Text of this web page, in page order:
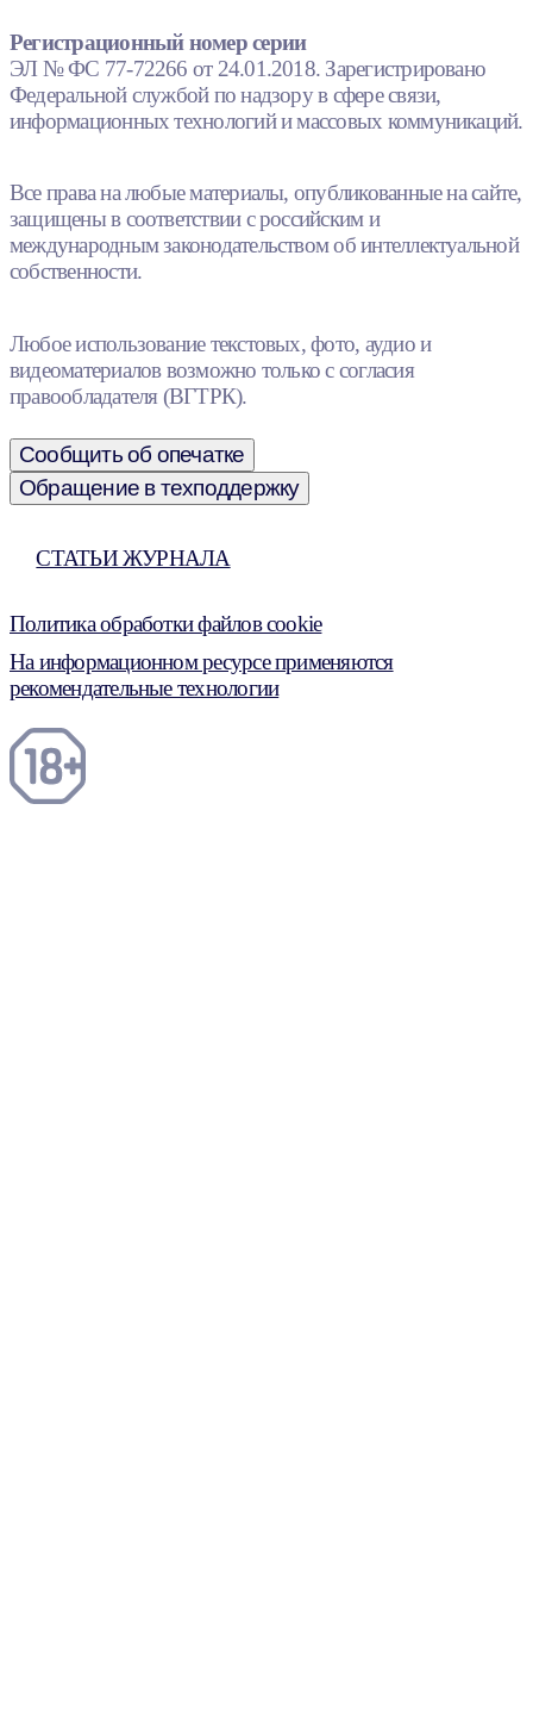
Регистрационный номер серии
ЭЛ № ФС 77-72266 от 24.01.2018. Зарегистрировано
Федеральной службой по надзору в сфере связи,
информационных технологий и массовых коммуникаций.
Все права на любые материалы, опубликованные на сайте,
защищены в соответствии с российским и
международным законодательством об интеллектуальной
собственности.
Любое использование текстовых, фото, аудио и
видеоматериалов возможно только с согласия
правообладателя (ВГТРК).
Сообщить об опечатке
Обращение в техподдержку
СТАТЬИ ЖУРНАЛА
Политика обработки файлов cookie
На информационном ресурсе применяются
рекомендательные технологии